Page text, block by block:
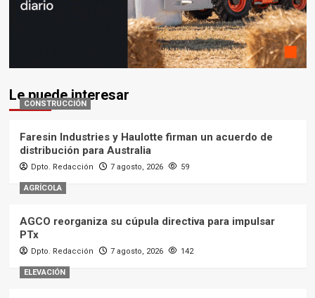
Le puede interesar
CONSTRUCCIÓN
Faresin Industries y Haulotte firman un acuerdo de
distribución para Australia
Dpto. Redacción 7 agosto, 2026 59
AGRÍCOLA
AGCO reorganiza su cúpula directiva para impulsar
PTx
Dpto. Redacción 7 agosto, 2026 142
ELEVACIÓN